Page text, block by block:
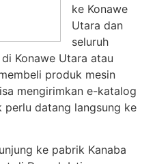
ke Konawe
Utara dan
seluruh
Konawe Utara atau
produk mesin
mengirimkan e-katalog
datang langsung ke
ke pabrik Kanaba